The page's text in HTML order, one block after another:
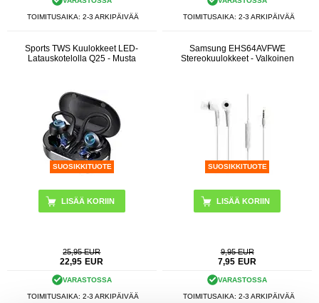
TOIMITUSAIKA: 2-3 ARKIPÄIVÄÄ TOIMITUSAIKA: 2-3 ARKIPÄIVÄÄ
Sports TWS Kuulokkeet LED-
Latauskotelolla Q25 - Musta
SUOSIKKITUOTE
25,95 EUR
22,95 EUR
VARASTOSSA
TOIMITUSAIKA: 2-3 ARKIPÄIVÄÄ
Samsung EHS64AVFWE
Stereokuulokkeet - Valkoinen
SUOSIKKITUOTE
9,95 EUR
7,95 EUR
VARASTOSSA
TOIMITUSAIKA: 2-3 ARKIPÄIVÄÄ